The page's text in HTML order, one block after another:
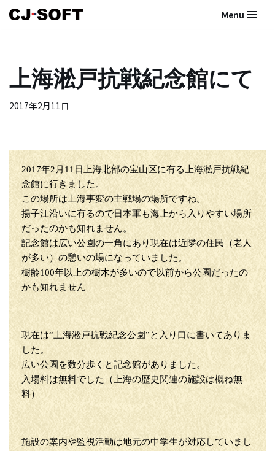
ツ
へ
ッ
Menu
上海淞戸抗戦紀念館にて
2017年2月11日
2017年2月11日上海北部の宝山区に有る上海淞戸抗戦紀
念館に行きました。
この場所は上海事変の主戦場の場所ですね。
揚子江沿いに有るので日本軍も海上から入りやすい場所
だったのかも知れません。
記念館は広い公園の一角にあり現在は近隣の住民（老人
が多い）の憩いの場になっていました。
樹齢100年以上の樹木が多いので以前から公園だったの
かも知れません
現在は“上海淞戸抗戦紀念公園”と入り口に書いてありま
した。
広い公園を数分歩くと記念館がありました。
入場料は無料でした（上海の歴史関連の施設は概ね無
料）
施設の案内や監視活動は地元の中学生が対応していまし